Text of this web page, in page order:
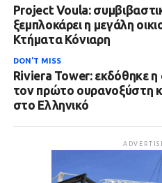
Project Voula:
ξεμπλοκάρει η μεγάλη
Κτήματα Κόνιαρη
DON'T MISS
Riviera Tower: εκδόθηκε η
τον πρώτο ουρανοξύστη
στο Ελληνικό